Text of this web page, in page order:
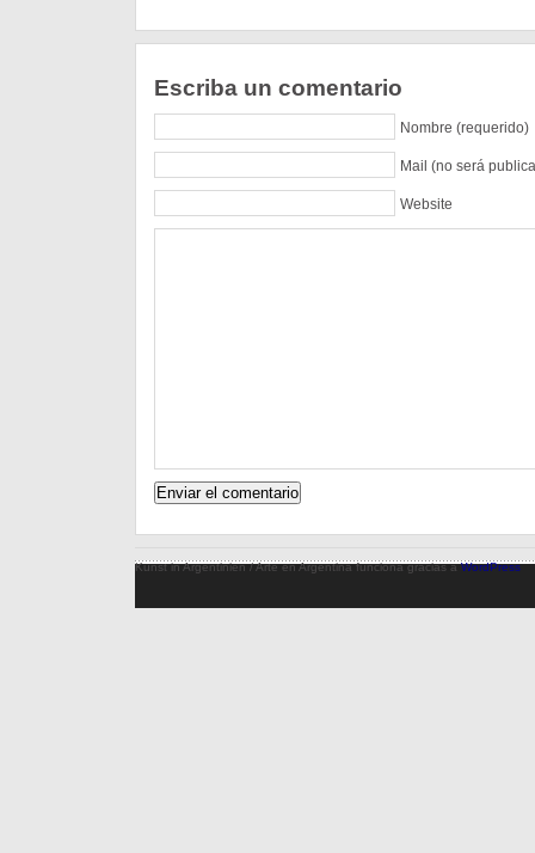
Escriba un comentario
Nombre (requerido)
Mail (no será
Website
Kunst in Argentinien / Arte en Argentina funciona gracias aWordPress